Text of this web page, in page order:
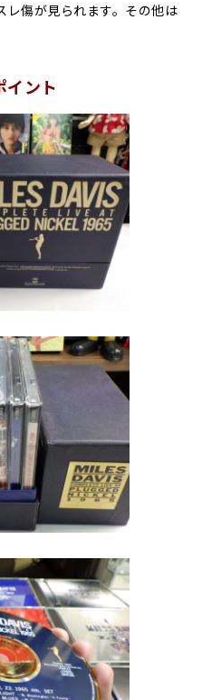
レ傷が見られます。その他は
イント